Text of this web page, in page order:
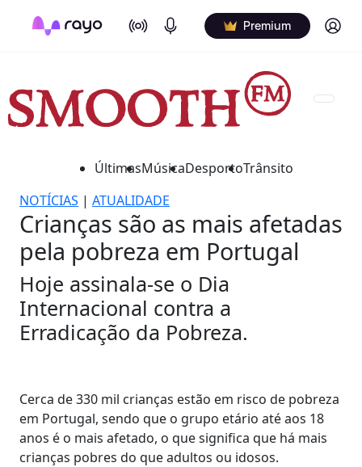
On Air Podcasts Premium Log in
ÚltimasMúsicaDesportoTrânsito
NOTÍCIAS | ATUALIDADE
Crianças são as mais afetadas
pela pobreza em Portugal
Hoje assinala-se o Dia
Internacional contra a
Erradicação da Pobreza.
Cerca de 330 mil crianças estão em risco de pobreza
em Portugal, sendo que o grupo etário até aos 18
anos é o mais afetado, o que significa que há mais
crianças pobres do que adultos ou idosos.